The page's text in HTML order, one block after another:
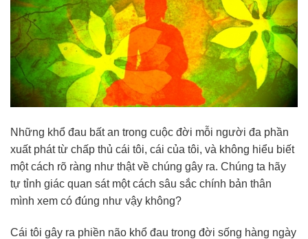
Những khổ đau bất an trong cuộc đời mỗi người đa phần
xuất phát từ chấp thủ cái tôi, cái của tôi, và không hiểu biết
một cách rõ ràng như thật về chúng gây ra. Chúng ta hãy
tự tỉnh giác quan sát một cách sâu sắc chính bản thân
mình xem có đúng như vậy không?
Cái tôi gây ra phiền não khổ đau trong đời sống hàng ngày